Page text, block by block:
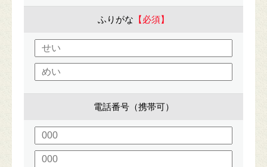
ふりがな 【必須】
電話番号（携帯可）